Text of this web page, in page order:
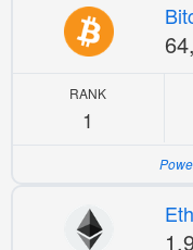
RANK
1